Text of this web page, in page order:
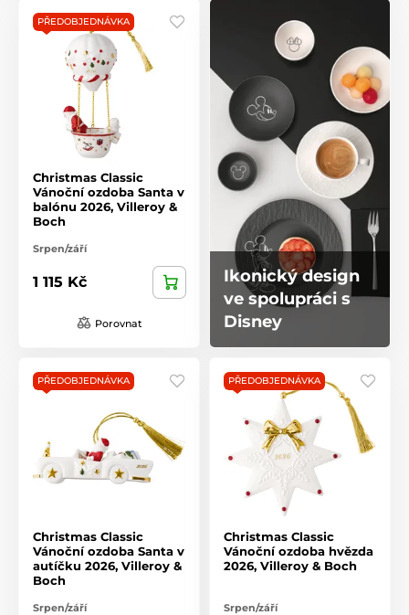
PŘEDOBJEDNÁVKA
Christmas Classic
Vánoční ozdoba Santa v
balónu 2026, Villeroy &
Boch
Srpen/září
1 115 Kč
Porovnat
Ikonický design
ve spolupráci s
Disney
PŘEDOBJEDNÁVKA
Christmas Classic
Vánoční ozdoba Santa v
autíčku 2026, Villeroy &
Boch
Srpen/září
PŘEDOBJEDNÁVKA
Christmas Classic
Vánoční ozdoba hvězda
2026, Villeroy & Boch
Srpen/září